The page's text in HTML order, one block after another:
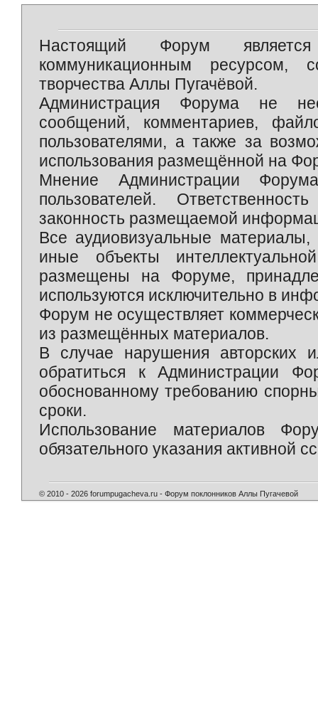
Настоящий Форум является
коммуникационным ресурсом,
творчества Аллы Пугачёвой.
Администрация Форума не
сообщений, комментариев,
пользователями, а также за
использования размещённой на
Мнение Администрации
пользователей.
законность размещаемой
Все аудиовизуальные
иные объекты
размещены на Форуме,
используются исключительно в
Форум не осуществляет
из размещённых материалов.
В случае нарушения авторских
обратиться к Администрации
обоснованному требованию
сроки.
Использование материалов
обязательного указания активной
© 2010 - 2026 forumpugacheva.ru - Форум поклонников Аллы Пугачевой